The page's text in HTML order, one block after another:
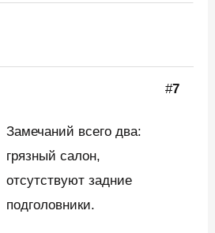
#7
Замечаний всего два:
грязный салон,
отсутствуют задние
подголовники.